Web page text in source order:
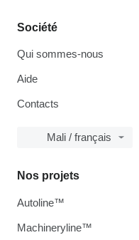
Société
Qui sommes-nous
Aide
Contacts
Mali / français
Nos projets
Autoline™
Machineryline™